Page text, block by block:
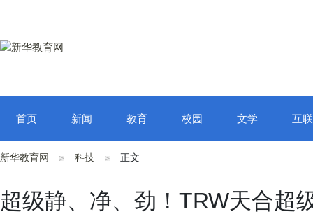
首页 新闻 教育 校园 文学 互
新华教育网 科技 正文
超级静、净、劲！TRW天合超